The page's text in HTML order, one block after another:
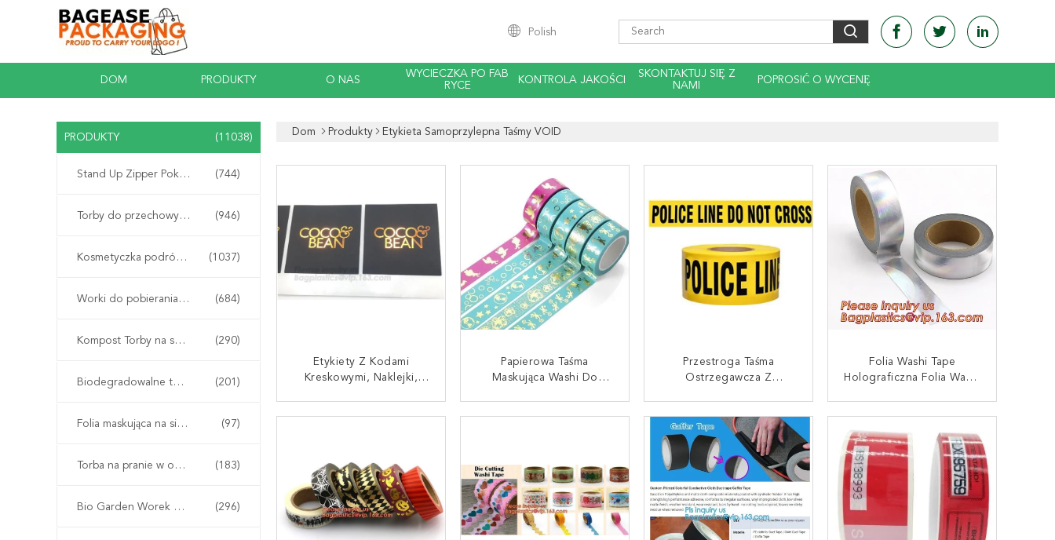
Polish
DOM PRODUKTY O NAS
WYCIECZKA PO FAB
RYCE
KONTROLA JAKOŚCI
SKONTAKTUJ SIĘ Z
NAMI
POPROSIĆ O WYCENĘ
PRODUKTY (11038)
Stand Up Zipper Pokrowiec (744)
Torby do przechowywania suwaków na suwak (946)
Kosmetyczka podróżna do makijażu (1037)
Worki do pobierania próbek Biohazard (684)
Kompost Torby na skrobię kukurydzianą (290)
Biodegradowalne torby pocztowe (201)
Folia maskująca na siedzenie samochodowe (97)
Torba na pranie w opakowaniu odzieży (183)
Bio Garden Worek Grow Bag (296)
Dom Produkty Etykieta Samoprzylepna Taśmy VOID
Etykiety Z Kodami
Kreskowymi, Naklejki,
Simili, Fluorescencyjne
SKONTAKTUJ SIĘ TERAZ
Papierowa Taśma
Maskująca Washi Do
SKONTAKTUJ SIĘ TERAZ
Przestroga Taśma
Ostrzegawcza Z
Ostrzegawcza, Taśma
Ostrzegawcza PE, Taśma
Ostrzegawcza W Paski
SKONTAKTUJ SIĘ TERAZ
Folia Washi Tape
Holograficzna Folia Washi
Washi, Dekoracyjna
SKONTAKTUJ SIĘ TERAZ